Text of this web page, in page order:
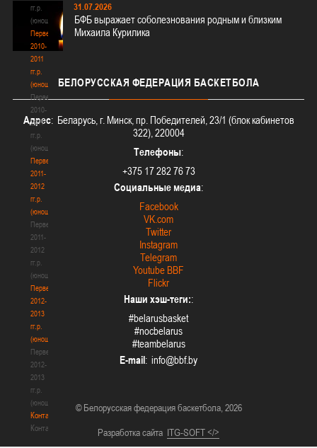
гг.р.
(юноши)
Первенство
2010-
2011
гг.р.
(юноши)
Первенство
2010-
2011
гг.р.
(юноши)
Первенство
2011-
2012
гг.р.
(юноши)
Первенство
2011-
2012
гг.р.
(юноши)
Первенство
2012-
2013
гг.р.
(юноши)
Первенство
2012-
2013
гг.р.
(юноши)
Контакты
Контакты
31.07.2026
БФБ выражает соболезнования родным и близким
Михаила Курилика
БЕЛОРУССКАЯ ФЕДЕРАЦИЯ БАСКЕТБОЛА
Адрес: Беларусь, г. Минск, пр. Победителей, 23/1 (блок кабинетов
322), 220004
Телефоны:
+375 17 282 76 73
Социальные медиа:
Facebook
VK.com
Twitter
Instagram
Telegram
Youtube BBF
Flickr
Наши хэш-теги::
#belarusbasket
#nocbelarus
#teambelarus
E-mail:
© Белорусская федерация баскетбола, 2026
Разработка сайта ITG-SOFT </>